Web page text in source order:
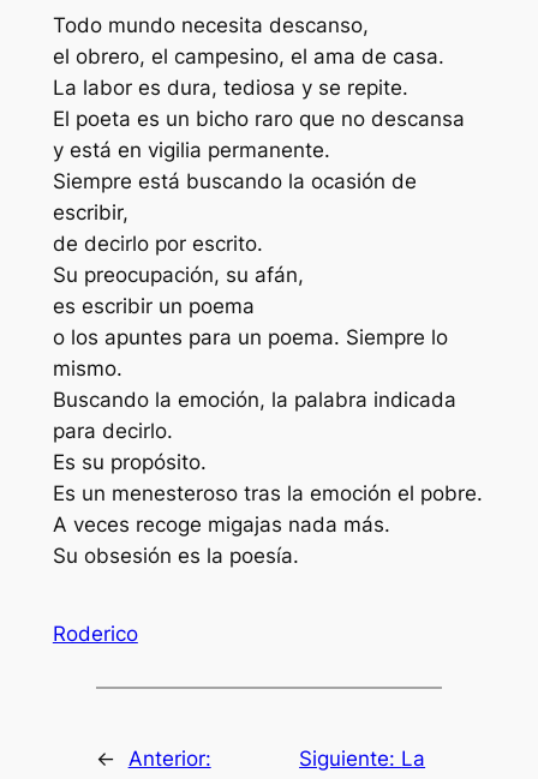
Todo mundo necesita descanso,
el obrero, el campesino, el ama de casa.
La labor es dura, tediosa y se repite.
El poeta es un bicho raro que no descansa
y está en vigilia permanente.
Siempre está buscando la ocasión de
escribir,
de decirlo por escrito.
Su preocupación, su afán,
es escribir un poema
o los apuntes para un poema. Siempre lo
mismo.
Buscando la emoción, la palabra indicada
para decirlo.
Es su propósito.
Es un menesteroso tras la emoción el pobre.
A veces recoge migajas nada más.
Su obsesión es la poesía.
Roderico
← Anterior:
Siguiente: La